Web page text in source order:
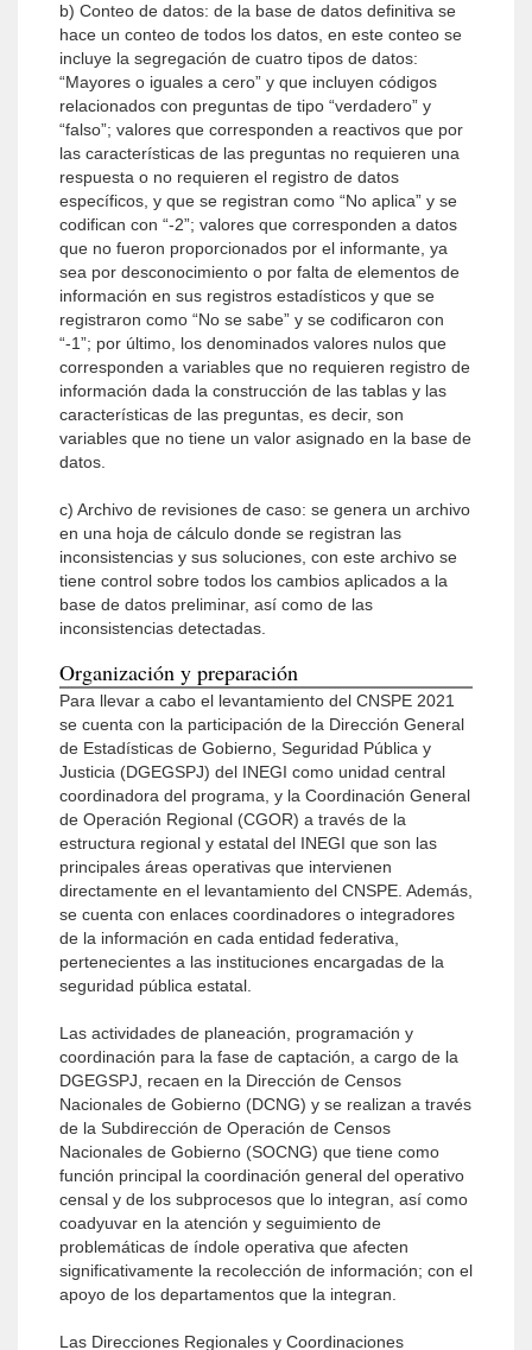
b) Conteo de datos: de la base de datos definitiva se
hace un conteo de todos los datos, en este conteo se
incluye la segregación de cuatro tipos de datos:
“Mayores o iguales a cero” y que incluyen códigos
relacionados con preguntas de tipo “verdadero” y
“falso”; valores que corresponden a reactivos que por
las características de las preguntas no requieren una
respuesta o no requieren el registro de datos
específicos, y que se registran como “No aplica” y se
codifican con “-2”; valores que corresponden a datos
que no fueron proporcionados por el informante, ya
sea por desconocimiento o por falta de elementos de
información en sus registros estadísticos y que se
registraron como “No se sabe” y se codificaron con
“-1”; por último, los denominados valores nulos que
corresponden a variables que no requieren registro de
información dada la construcción de las tablas y las
características de las preguntas, es decir, son
variables que no tiene un valor asignado en la base de
datos.
c) Archivo de revisiones de caso: se genera un archivo
en una hoja de cálculo donde se registran las
inconsistencias y sus soluciones, con este archivo se
tiene control sobre todos los cambios aplicados a la
base de datos preliminar, así como de las
inconsistencias detectadas.
Organización y preparación
Para llevar a cabo el levantamiento del CNSPE 2021
se cuenta con la participación de la Dirección General
de Estadísticas de Gobierno, Seguridad Pública y
Justicia (DGEGSPJ) del INEGI como unidad central
coordinadora del programa, y la Coordinación General
de Operación Regional (CGOR) a través de la
estructura regional y estatal del INEGI que son las
principales áreas operativas que intervienen
directamente en el levantamiento del CNSPE. Además,
se cuenta con enlaces coordinadores o integradores
de la información en cada entidad federativa,
pertenecientes a las instituciones encargadas de la
seguridad pública estatal.
Las actividades de planeación, programación y
coordinación para la fase de captación, a cargo de la
DGEGSPJ, recaen en la Dirección de Censos
Nacionales de Gobierno (DCNG) y se realizan a través
de la Subdirección de Operación de Censos
Nacionales de Gobierno (SOCNG) que tiene como
función principal la coordinación general del operativo
censal y de los subprocesos que lo integran, así como
coadyuvar en la atención y seguimiento de
problemáticas de índole operativa que afecten
significativamente la recolección de información; con el
apoyo de los departamentos que la integran.
Las Direcciones Regionales y Coordinaciones